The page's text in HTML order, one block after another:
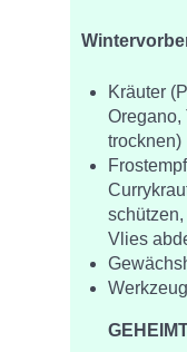
Kräuter
Oregano,
trocknen)
Vlies